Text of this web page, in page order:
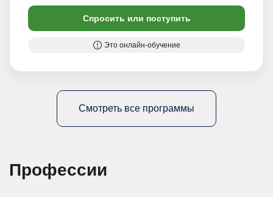
Спросить или поступить
Это онлайн-обучение
Смотреть все программы
Профессии